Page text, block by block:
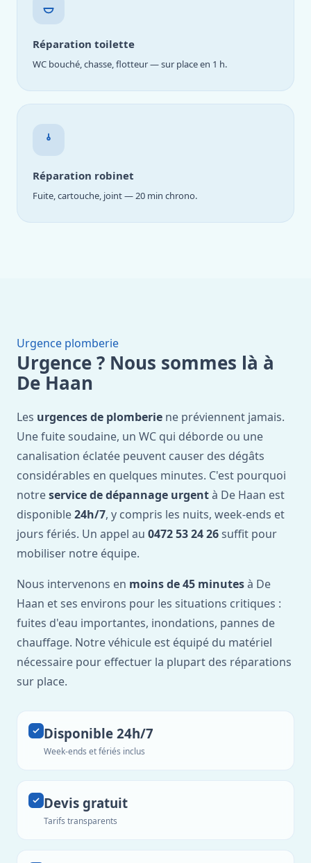
Réparation toilette
WC bouché, chasse, flotteur — sur place en 1 h.
Réparation robinet
Fuite, cartouche, joint — 20 min chrono.
Urgence plomberie
Urgence ? Nous sommes là à
De Haan
Les urgences de plomberie ne préviennent jamais.
Une fuite soudaine, un WC qui déborde ou une
canalisation éclatée peuvent causer des dégâts
considérables en quelques minutes. C'est pourquoi
notreservice de dépannage urgentà De Haan est
disponible24h/7, y compris les nuits, week-ends et
jours fériés. Un appel au 0472 53 24 26 suffit pour
mobiliser notre équipe.
Nous intervenons en moins de 45 minutesà De
Haan et ses environs pour les situations critiques :
fuites d'eau importantes, inondations, pannes de
chauffage. Notre véhicule est équipé du matériel
nécessaire pour effectuer la plupart des réparations
sur place.
Disponible 24h/7
Week-ends et fériés inclus
Devis gratuit
Tarifs transparents